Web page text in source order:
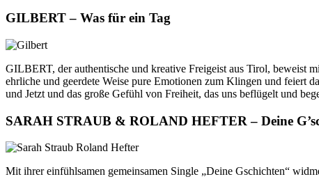
GILBERT – Was für ein Tag
GILBERT, der authentische und kreative Freigeist aus Tirol, beweist
ehrliche und geerdete Weise pure Emotionen zum Klingen und feiert
und Jetzt und das große Gefühl von Freiheit, das uns beflügelt und
SARAH STRAUB & ROLAND HEFTER – Deine
Mit ihrer einfühlsamen gemeinsamen Single „Deine Gschichten“